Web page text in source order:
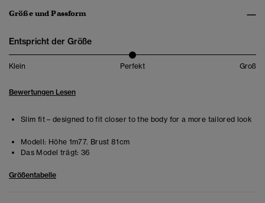
Größe und Passform
Entspricht der Größe
Klein Perfekt Groß
Bewertungen Lesen
Slim fit – designed to fit closer to the body for a more tailored look
Modell: Höhe 1m77. Brust 81cm
Das Model trägt: 36
Größentabelle